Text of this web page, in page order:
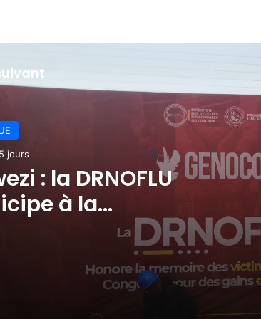
jours
: la DRNOFLU
à la
du
sous la
de Georges